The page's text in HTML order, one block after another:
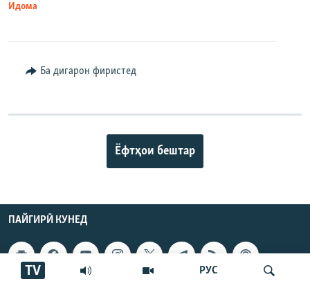
РУС
TV
Идома
Ба дигарон фиристед
Ёфтҳои бештар
ПАЙГИРӢ КУНЕД